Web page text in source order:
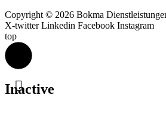
Copyright © 2026 Bokma
X-twitter Linkedin Facebook Instagram
top
Inactive